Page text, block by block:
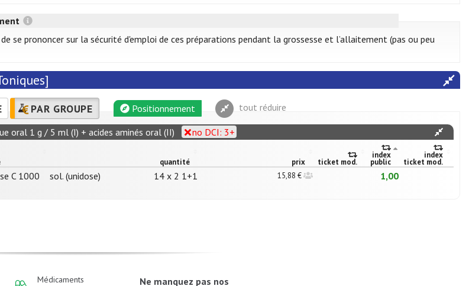
se prononcer sur la sécurité d'emploi de ces préparations pendant la grossesse et l’allaitement (pas ou peu
PAR GROUPE Positionnement tout réduire
oral 1 g / 5 ml (I) + acides aminés oral (II) no DCI: 3+
quantité prix ticket mod.
index
public
index
ticket mod.
C 1000 sol. (unidose) 14 x 2 1+1 15,88 € 1,00
Médicaments Ne manquez pas nos